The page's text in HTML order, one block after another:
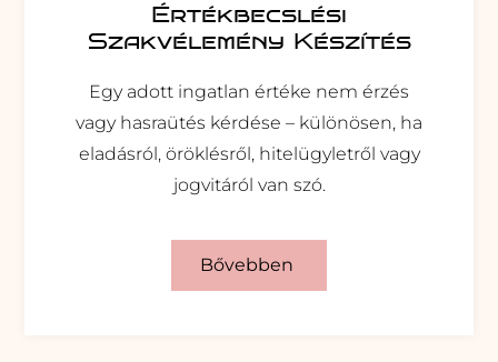
Értékbecslési
Szakvélemény Készítés
Egy adott ingatlan értéke nem érzés
vagy hasraütés kérdése – különösen, ha
eladásról, öröklésről, hitelügyletről vagy
jogvitáról van szó.
Bővebben